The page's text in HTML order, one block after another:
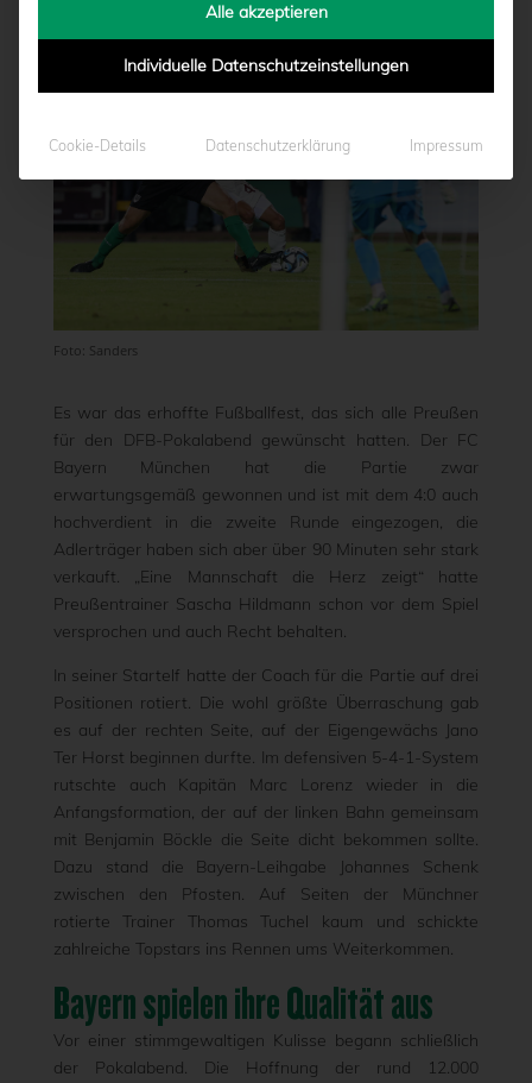
Foto: Sanders
Es war das erhoffte Fußballfest, das sich alle Preußen
für den DFB-Pokalabend gewünscht hatten. Der FC
Bayern München hat die Partie zwar
erwartungsgemäß gewonnen und ist mit dem 4:0 auch
hochverdient in die zweite Runde eingezogen, die
Adlerträger haben sich aber über 90 Minuten sehr stark
verkauft. „Eine Mannschaft die Herz zeigt“ hatte
Preußentrainer Sascha Hildmann schon vor dem Spiel
versprochen und auch Recht behalten.
In seiner Startelf hatte der Coach für die Partie auf drei
Positionen rotiert. Die wohl größte Überraschung gab
es auf der rechten Seite, auf der Eigengewächs Jano
Ter Horst beginnen durfte. Im defensiven 5-4-1-System
rutschte auch Kapitän Marc Lorenz wieder in die
Anfangsformation, der auf der linken Bahn gemeinsam
mit Benjamin Böckle die Seite dicht bekommen sollte.
Dazu stand die Bayern-Leihgabe Johannes Schenk
zwischen den Pfosten. Auf Seiten der Münchner
rotierte Trainer Thomas Tuchel kaum und schickte
zahlreiche Topstars ins Rennen ums Weiterkommen.
Bayern spielen ihre Qualität aus
Vor einer stimmgewaltigen Kulisse begann schließlich
der Pokalabend. Die Hoffnung der rund 12.000
Alle akzeptieren
Individuelle Datenschutzeinstellungen
Cookie-Details Datenschutzerklärung Impressum